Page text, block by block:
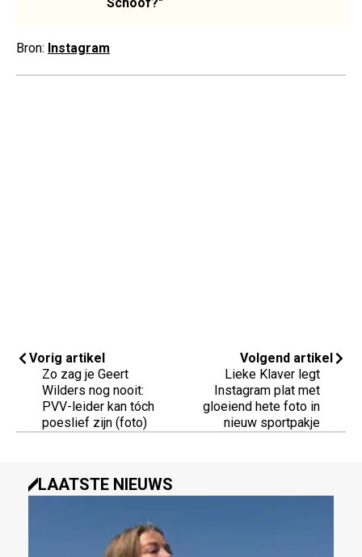
Bron: Instagram
Vorig artikel
Zo zag je Geert
Wilders nog nooit:
PVV-leider kan tóch
poeslief zijn (foto)
Volgend artikel
Lieke Klaver legt
Instagram plat met
gloeiend hete foto in
nieuw sportpakje
LAATSTE NIEUWS